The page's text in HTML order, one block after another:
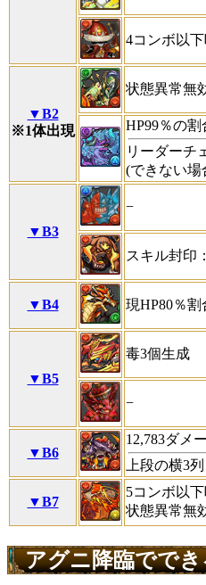
4コンボ以
▼B2
※1体出現
状態異常無
HP99％の
リーダーチ
(できない場
▼B3
−
スキル封印
▼B4 現HP80％
▼B5
毒3個生成
−
▼B6
12,783ダメ
上段の横3
▼B7
5コンボ以
状態異常無
アグニ降臨でで